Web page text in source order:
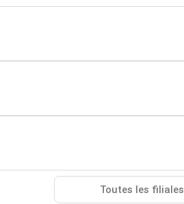
Toutes les filiales